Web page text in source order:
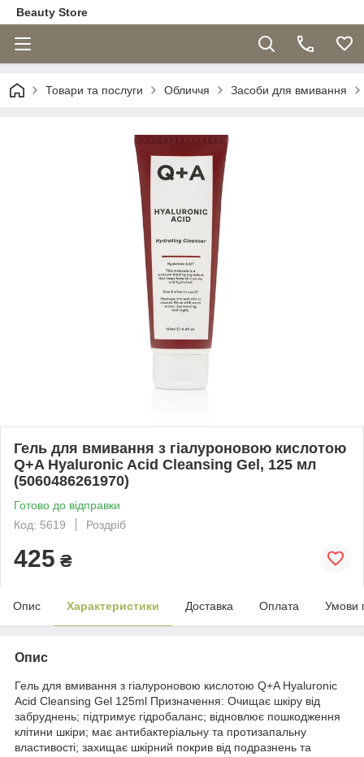
Beauty Store
Товари та послуги Обличчя Засоби для вмивання
Гель для вмивання з гіалуроновою кислотою
Q+A Hyaluronic Acid Cleansing Gel, 125 мл
(5060486261970)
Готово до відправки
Код: 5619
Роздріб
425 ₴
Опис Характеристики Доставка Оплата Умови
Опис
Гель для вмивання з гіалуроновою кислотою Q+A Hyaluronic
Acid Cleansing Gel 125ml Призначення: Очищає шкіру від
забруднень; підтримує гідробаланс; відновлює пошкодження
клітини шкіри; має антибактеріальну та протизапальну
властивості; захищає шкірний покрив від подразнень та